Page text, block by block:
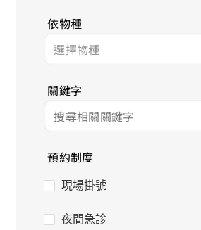
依物種
關鍵字
預約制度
現場掛號
夜間急診